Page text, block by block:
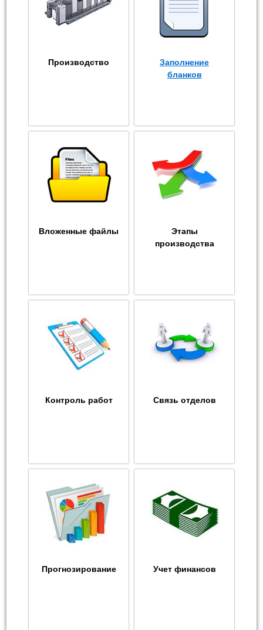
Производство
Заполнение
бланков
Вложенные файлы
Этапы
производства
Контроль работ Связь отделов
Прогнозирование Учет финансов